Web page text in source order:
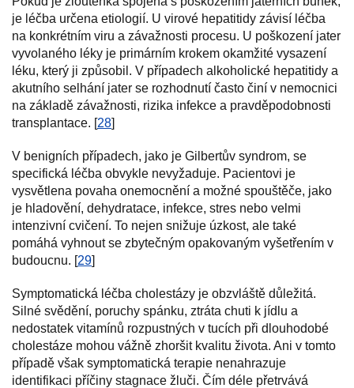
je léčba určena etiologií. U virové hepatitidy závisí léčba
na konkrétním viru a závažnosti procesu. U poškození jater
vyvolaného léky je primárním krokem okamžité vysazení
léku, který ji způsobil. V případech alkoholické hepatitidy a
akutního selhání jater se rozhodnutí často činí v nemocnici
na základě závažnosti, rizika infekce a pravděpodobnosti
transplantace. [28]
V benigních případech, jako je Gilbertův syndrom, se
specifická léčba obvykle nevyžaduje. Pacientovi je
vysvětlena povaha onemocnění a možné spouštěče, jako
je hladovění, dehydratace, infekce, stres nebo velmi
intenzivní cvičení. To nejen snižuje úzkost, ale také
pomáhá vyhnout se zbytečným opakovaným vyšetřením v
budoucnu. [29]
Symptomatická léčba cholestázy je obzvláště důležitá.
Silné svědění, poruchy spánku, ztráta chuti k jídlu a
nedostatek vitamínů rozpustných v tucích při dlouhodobé
cholestáze mohou vážně zhoršit kvalitu života. Ani v tomto
případě však symptomatická terapie nenahrazuje
identifikaci příčiny stagnace žluči. Čím déle přetrvává